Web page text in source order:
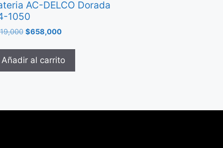
AC-DELCO Dorada
1050
$658,000
Añadir al carrito